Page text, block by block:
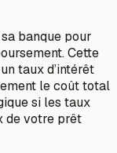
banque pour
Cette
taux d’intérêt
le coût total
si les taux
de votre prêt